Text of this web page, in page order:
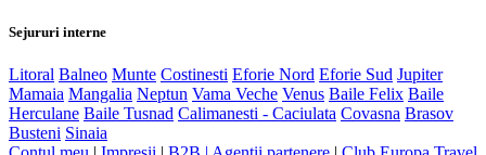
Sejururi interne
Litoral Balneo Munte Costinesti Eforie Nord Eforie Sud Jupiter
Mamaia Mangalia Neptun Vama Veche Venus Baile Felix Baile
Herculane Baile Tusnad Calimanesti - Caciulata Covasna Brasov
Busteni Sinaia